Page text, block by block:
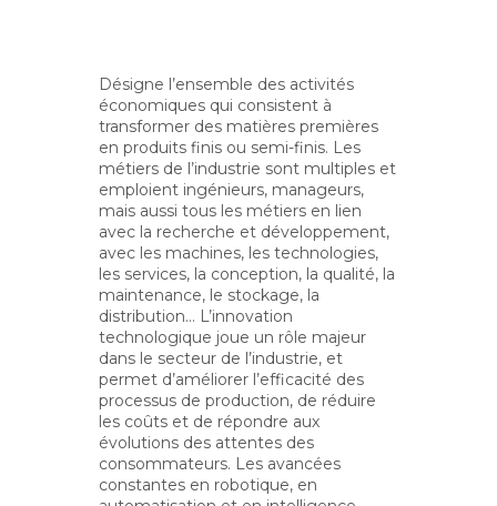
Désigne l’ensemble des activités
économiques qui consistent à
transformer des matières premières
en produits finis ou semi-finis. Les
métiers de l’industrie sont multiples et
emploient ingénieurs, manageurs,
mais aussi tous les métiers en lien
avec la recherche et développement,
avec les machines, les technologies,
les services, la conception, la qualité, la
maintenance, le stockage, la
distribution… L’innovation
technologique joue un rôle majeur
dans le secteur de l’industrie, et
permet d’améliorer l’efficacité des
processus de production, de réduire
les coûts et de répondre aux
évolutions des attentes des
consommateurs. Les avancées
constantes en robotique, en